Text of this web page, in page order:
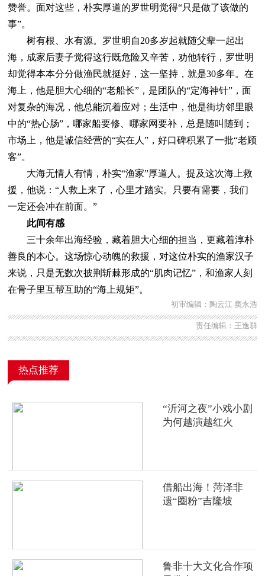
赞誉。面对这些，朴实厚道的罗世明觉得“只是做了该做的
事”。
树有根、水有源。罗世明自20多岁起就随父辈一起出
海，成家后妻子觉得这行既危险又辛苦，劝他转行，罗世明
却觉得本本分分做渔民就挺好，这一坚持，就是30多年。在
海上，他是胆大心细的“老船长”，是团队的“定海神针”，面
对复杂的海况，他总能沉着应对；生活中，他是街坊邻里眼
中的“热心肠”，哪家船要修、哪家网要补，总是随叫随到；
市场上，他是诚信经营的“实在人”，好口碑积累了一批“老顾
客”。
大海无情人有情，朴实“渔家”厚道人。提及这次海上救
援，他说：“人救上来了，心里才踏实。只要有需要，我们
一定还会冲在前面。”
此间有感
三十余年出海经验，藏着胆大心细的担当，更藏着淳朴
善良的本心。这场惊心动魄的救援，对这位朴实的渔家汉子
来说，只是无数次披荆斩棘形成的“肌肉记忆”，和渔家人刻
在骨子里互帮互助的“海上规矩”。
初审编辑：陶云江 窦永浩
责任编辑：王逸群
热点推荐
“沂河之夜”小戏小剧
为何越演越红火
借船出海！菏泽非
遗“圈粉”吉隆坡
鲁非十大文化合作项